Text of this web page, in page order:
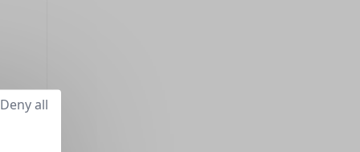
Deny all